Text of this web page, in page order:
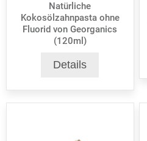
Natürliche
Kokosölzahnpasta ohne
Fluorid von Georganics
(120ml)
Details